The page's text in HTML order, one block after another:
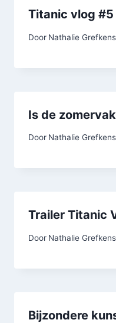
Titanic vlog #5
Door Nathalie
Is de
Door Nathalie
Trailer Titanic
Door Nathalie
Bijzondere